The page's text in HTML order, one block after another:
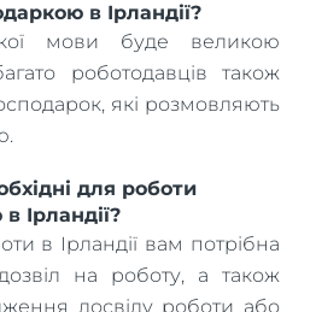
в Ірландії?
мови буде великою
роботодавців також
які розмовляють
для роботи
Ірландії?
в Ірландії вам потрібна
на роботу, а також
досвіду роботи або